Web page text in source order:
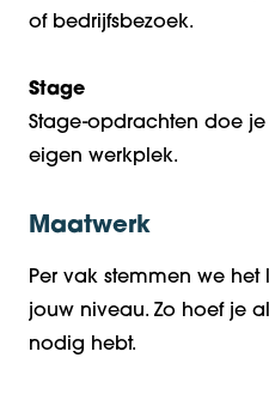
of bedrijfsbezoek.
Stage
Stage-opdrachten doe
eigen werkplek.
Maatwerk
Per vak stemmen we
jouw niveau. Zo hoef je
nodig hebt.